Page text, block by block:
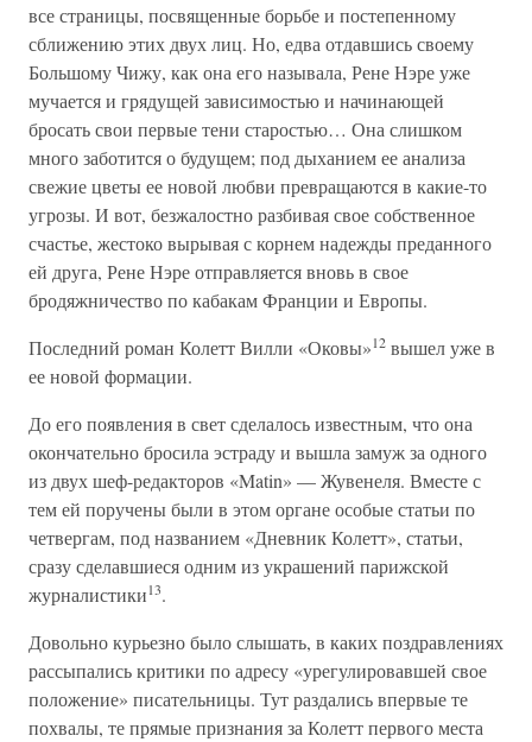
все страницы, посвященные борьбе и постепенному
сближению этих двух лиц. Но, едва отдавшись своему
Большому Чижу, как она его называла, Рене Нэре уже
мучается и грядущей зависимостью и начинающей
бросать свои первые тени старостью… Она слишком
много заботится о будущем; под дыханием ее анализа
свежие цветы ее новой любви превращаются в какие-то
угрозы. И вот, безжалостно разбивая свое собственное
счастье, жестоко вырывая с корнем надежды преданного
ей друга, Рене Нэре отправляется вновь в свое
бродяжничество по кабакам Франции и Европы.
Последний роман Колетт Вилли «Оковы»12 вышел уже в
ее новой формации.
До его появления в свет сделалось известным, что она
окончательно бросила эстраду и вышла замуж за одного
из двух шеф-редакторов «Matin» — Жувенеля. Вместе с
тем ей поручены были в этом органе особые статьи по
четвергам, под названием «Дневник Колетт», статьи,
сразу сделавшиеся одним из украшений парижской
журналистики13.
Довольно курьезно было слышать, в каких поздравлениях
рассыпались критики по адресу «урегулировавшей свое
положение» писательницы. Тут раздались впервые те
похвалы, те прямые признания за Колетт первого места